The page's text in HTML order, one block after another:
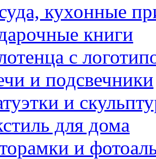
кухонные
книги
с
и подсвечники
и
для дома
и